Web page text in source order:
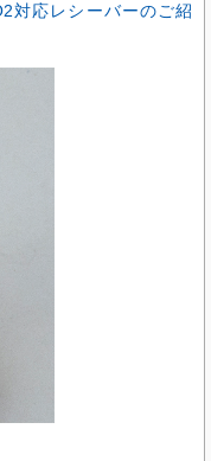
対応レシーバーのご紹